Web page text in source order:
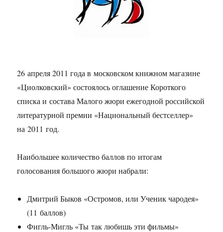
26 апреля 2011 года в московском книжном магазине
«Циолковский» состоялось оглашение Короткого
списка и состава Малого жюри ежегодной российской
литературной премии «Национальный бестселлер»
на 2011 год.
Наибольшее количество баллов по итогам
голосования большого жюри набрали:
Дмитрий Быков «Остромов, или Ученик чародея»
(11 баллов)
Фигль-Мигль «Ты так любишь эти фильмы»